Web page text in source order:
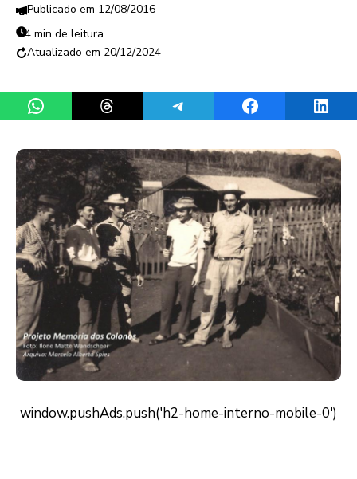
12/08/2016
4 min de leitura
20/12/2024
Share on WhatsAppShare on ThreadsShare on TelegramShare on Facebook